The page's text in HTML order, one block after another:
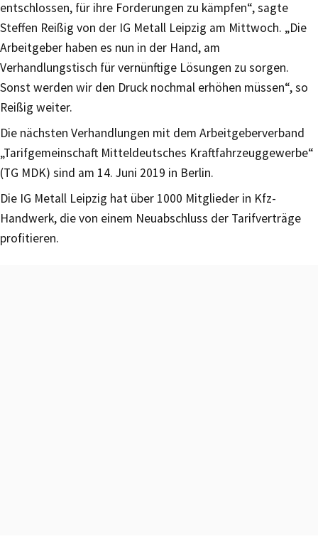
entschlossen, für ihre Forderungen zu kämpfen“, sagte
Steffen Reißig von der IG Metall Leipzig am Mittwoch. „Die
Arbeitgeber haben es nun in der Hand, am
Verhandlungstisch für vernünftige Lösungen zu sorgen.
Sonst werden wir den Druck nochmal erhöhen müssen“, so
Reißig weiter.
Die nächsten Verhandlungen mit dem Arbeitgeberverband
„Tarifgemeinschaft Mitteldeutsches Kraftfahrzeuggewerbe“
(TG MDK) sind am 14. Juni 2019 in Berlin.
Die IG Metall Leipzig hat über 1000 Mitglieder in Kfz-
Handwerk, die von einem Neuabschluss der Tarifverträge
profitieren.